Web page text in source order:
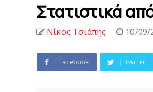
Στατιστικά
Νίκος Τσιάπης 10/09/
Facebook Twitter